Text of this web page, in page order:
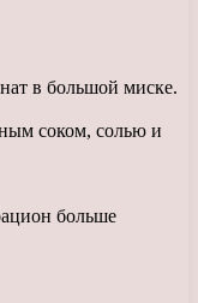
в большой миске.
соком, солью и
больше